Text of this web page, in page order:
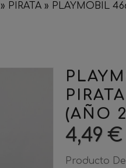
» PIRATA » PLAYMOBIL
(AÑO
4,49 €
Producto